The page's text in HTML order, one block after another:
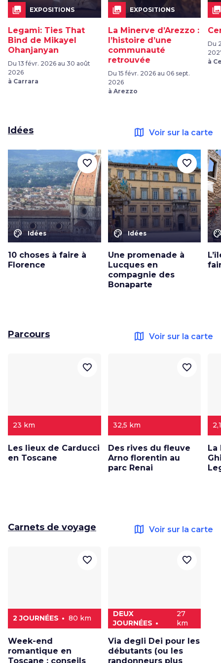
collections EXPOSITIONS
Legami: Ties That
Bind de Mikayel
Ohanjanyan
Du 13 févr. 2026 au 30 août
2026
à Carrara
collections EXPOSITIONS
La Minerve d’Arezzo :
l’histoire d’une
communauté
retrouvée
Du 15 févr. 2026 au 06 sept.
2026
à Arezzo
Du
à
Idées map Voir sur la carte
color_lens Idées
10 choses à faire à
Florence
favorite_border
color_lens Idées
Une promenade à
Lucques en
compagnie des
Bonaparte
favorite_border
Parcours map Voir sur la carte
23 km
Les lieux de Carducci
en Toscane
favorite_border
32,5 km
Des rives du fleuve
Arno florentin au
parc Renai
favorite_border
La
Carnets de voyage map Voir sur la carte
2 JOURNÉES 80 km
Week-end
romantique en
Toscane : conseils
favorite_border
DEUX
JOURNÉES
27
km
Via degli Dei pour les
débutants (ou les
randonneurs plus
favorite_border